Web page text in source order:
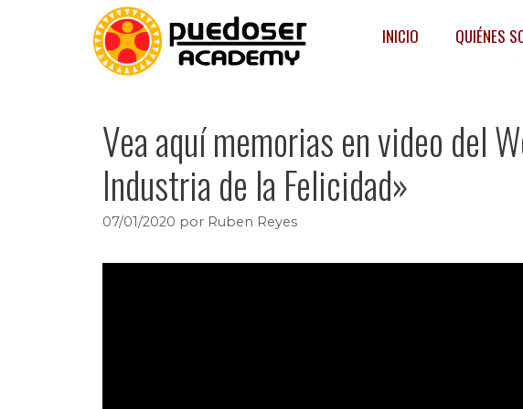
INICIO QUIÉNES
Vea aquí memorias en video del
Industria de la Felicidad»
07/01/2020 por Ruben Reyes